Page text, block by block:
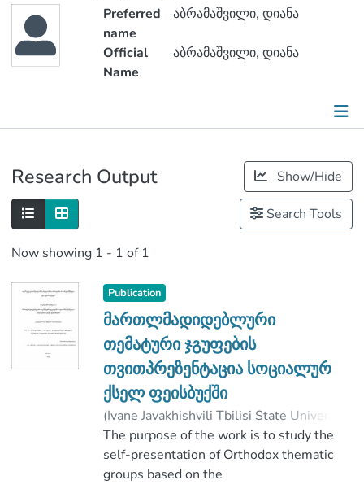
Preferred
name
აბრამაშვილი, დიანა
Official
Name
აბრამაშვილი, დიანა
Research Output Show/Hide
Search Tools
Now showing 1 - 1 of 1
Publication
მართლმადიდებლური
თემატური ჯგუფების
თვითპრეზენტაცია სოციალურ
ქსელ ფეისბუქში
(Ivane Javakhishvili Tbilisi State University
2018)აბრამაშვილი, დიანა
;
წულაძე, ლია
;
Faculty of Social and Political Sciences
The purpose of the work is to study the
self-presentation of Orthodox thematic
groups based on the